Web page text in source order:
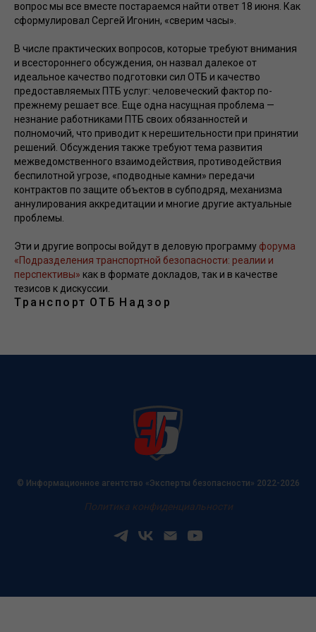
вопрос мы все вместе постараемся найти ответ 18 июня. Как
сформулировал Сергей Игонин, «сверим часы».
В числе практических вопросов, которые требуют внимания
и всестороннего обсуждения, он назвал далекое от
идеальное качество подготовки сил ОТБ и качество
предоставляемых ПТБ услуг: человеческий фактор по-
прежнему решает все. Еще одна насущная проблема —
незнание работниками ПТБ своих обязанностей и
полномочий, что приводит к нерешительности при принятии
решений. Обсуждения также требуют тема развития
межведомственного взаимодействия, противодействия
беспилотной угрозе, «подводные камни» передачи
контрактов по защите объектов в субподряд, механизма
аннулирования аккредитации и многие другие актуальные
проблемы.
Эти и другие вопросы войдут в деловую программу форума
«Подразделения транспортной безопасности: реалии и
перспективы» как в формате докладов, так и в качестве
тезисов к дискуссии.
Транспорт ОТБ Надзор
© Информационное агентство «Эксперты безопасности» 2022-2026
Политика конфиденциальности